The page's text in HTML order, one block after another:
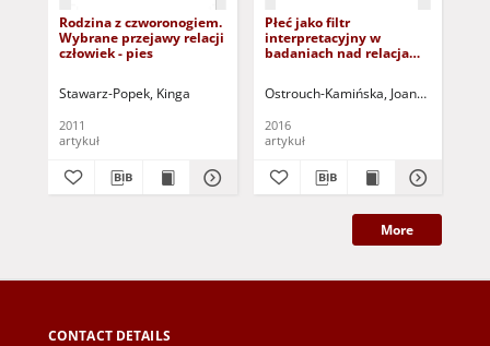
Rodzina z czworonogiem.
Wybrane przejawy relacji
człowiek - pies
Stawarz-Popek, Kinga
2011
artykuł
Płeć jako filtr
interpretacyjny w
badaniach nad relacjami
metodologicznych
Gender as an
interpretative filter in
relationships: three
examples of constructing
assumptions for projects
Ostrouch-Kamińska, Joanna
2016
artykuł
More
CONTACT DETAILS